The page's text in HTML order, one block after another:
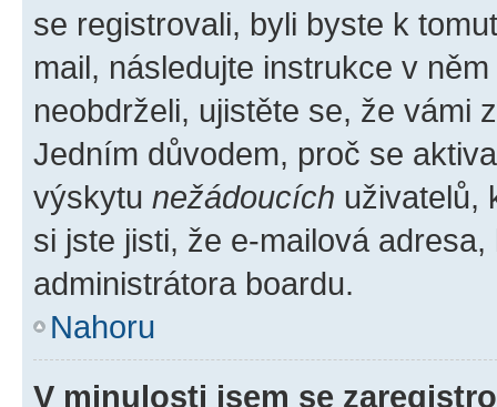
se registrovali, byli byste k
mail, následujte instrukce v
neobdrželi, ujistěte se, že vámi
Jedním důvodem, proč se
výskytu nežádoucích uživatelů,
si jste jisti, že e-mailová
administrátora boardu.
Nahoru
V minulosti jsem se